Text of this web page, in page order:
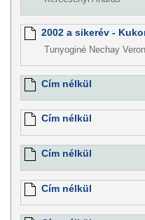
2002 a sikerév -
Tunyoginé Nechay
Cím nélkül
Cím nélkül
Cím nélkül
Cím nélkül